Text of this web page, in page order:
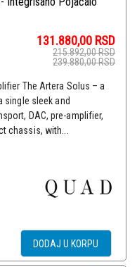
131.880,00 RSD
215.892,00RSD
239.880,00RSD
The Artera Solus – a
single sleek and
DAC, pre-amplifier,
chassis, with...
DODAJ U KORPU